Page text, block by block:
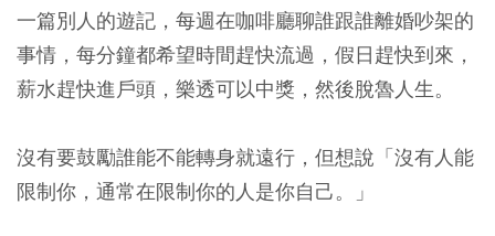
一篇別人的遊記，每週在咖啡廳聊誰跟誰離婚吵架的
事情，每分鐘都希望時間趕快流過，假日趕快到來，
薪水趕快進戶頭，樂透可以中獎，然後脫魯人生。
沒有要鼓勵誰能不能轉身就遠行，但想說「沒有人能
限制你，通常在限制你的人是你自己。」